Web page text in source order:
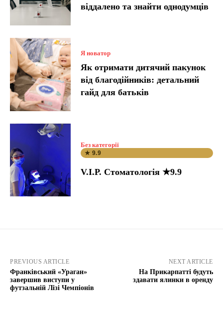
віддалено та знайти однодумців
Я новатор
Як отримати дитячий пакунок
від благодійників: детальний
гайд для батьків
Без категорії
★ 9.9
V.I.P. Стоматологія ★9.9
PREVIOUS ARTICLE
Франківський «Ураган»
завершив виступи у
футзальній Лізі Чемпіонів
NEXT ARTICLE
На Прикарпатті будуть
здавати ялинки в оренду